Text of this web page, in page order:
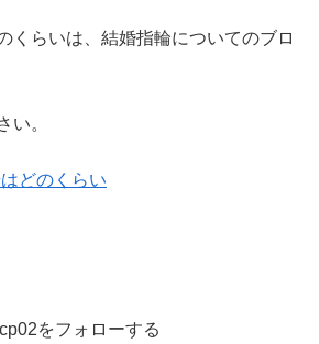
くらいは、結婚指輪についてのブロ
い。
どのくらい
をフォローする